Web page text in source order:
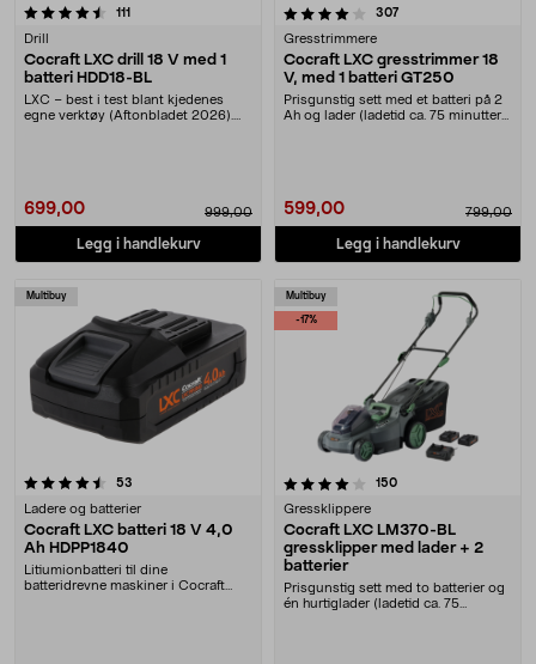
111
Drill
Cocraft LXC drill 18 V med 1
batteri HDD18-BL
LXC – best i test blant kjedenes
egne verktøy (Aftonbladet 2026).
699,00 999,00
Legg i handlekurv
4.0 av 5 stjerner 307anmeldelser
Gresstrimmere
Cocraft LXC gresstrimmer 18
V, med 1 batteri GT250
Prisgunstig sett med et batteri på 2
Ah og lader (ladetid ca. 75 minutter).
599,00 799,00
Legg i handlekurv
Multibuy
53
Ladere og batterier
Cocraft LXC batteri 18 V 4,0
Ah HDPP1840
Litiumionbatteri til dine
batteridrevne maskiner i Cocraft
Multibuy
-17%
4.0 av 5 stjerner 150anmeldelser
Gressklippere
Cocraft LXC LM370-BL
gressklipper med lader + 2
batterier
Prisgunstig sett med to batterier og
én hurtiglader (ladetid ca. 75